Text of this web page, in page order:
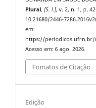
Plural,[S. l.], v. 2, n. 1, p.
10.21680/2446-
em:
https://periodicos.ufrn.br/
Acesso em: 6 ago. 2026.
Fomatos de Citação
Edição